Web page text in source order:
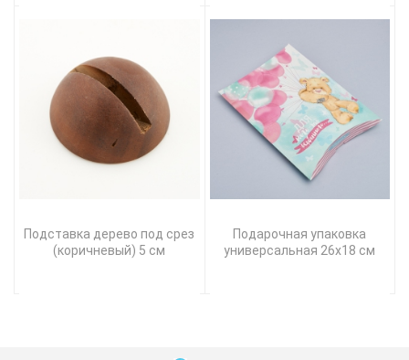
Подставка дерево под срез
(коричневый) 5 см
Подарочная упаковка
универсальная 26х18 см